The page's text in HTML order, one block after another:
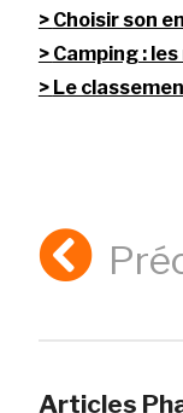
Choisir son
Camping :
Le
Articles